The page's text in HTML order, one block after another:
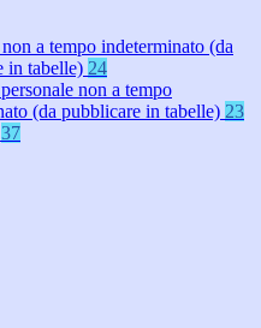
a tempo indeterminato (da
in tabelle) 24
non a tempo
(da pubblicare in tabelle) 23
37